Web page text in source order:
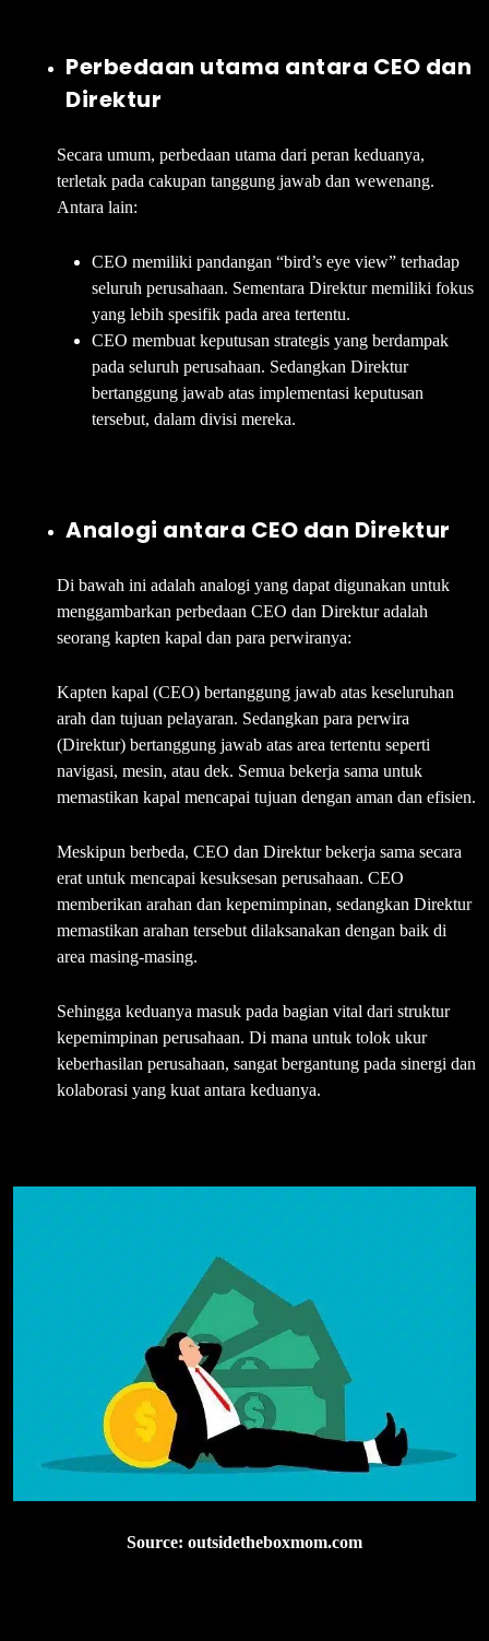
Perbedaan utama antara CEO dan
Direktur
Secara umum, perbedaan utama dari peran keduanya,
terletak pada cakupan tanggung jawab dan wewenang.
Antara lain:
CEO memiliki pandangan “bird’s eye view” terhadap
seluruh perusahaan. Sementara Direktur memiliki fokus
yang lebih spesifik pada area tertentu.
CEO membuat keputusan strategis yang berdampak
pada seluruh perusahaan. Sedangkan Direktur
bertanggung jawab atas implementasi keputusan
tersebut, dalam divisi mereka.
Analogi antara CEO dan Direktur
Di bawah ini adalah analogi yang dapat digunakan untuk
menggambarkan perbedaan CEO dan Direktur adalah
seorang kapten kapal dan para perwiranya:
Kapten kapal (CEO) bertanggung jawab atas keseluruhan
arah dan tujuan pelayaran. Sedangkan para perwira
(Direktur) bertanggung jawab atas area tertentu seperti
navigasi, mesin, atau dek. Semua bekerja sama untuk
memastikan kapal mencapai tujuan dengan aman dan efisien.
Meskipun berbeda, CEO dan Direktur bekerja sama secara
erat untuk mencapai kesuksesan perusahaan. CEO
memberikan arahan dan kepemimpinan, sedangkan Direktur
memastikan arahan tersebut dilaksanakan dengan baik di
area masing-masing.
Sehingga keduanya masuk pada bagian vital dari struktur
kepemimpinan perusahaan. Di mana untuk tolok ukur
keberhasilan perusahaan, sangat bergantung pada sinergi dan
kolaborasi yang kuat antara keduanya.
Source: outsidetheboxmom.com